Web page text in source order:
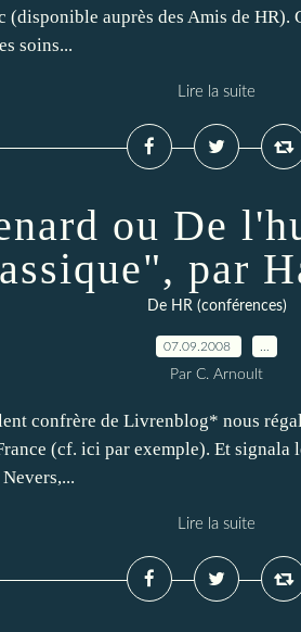
(disponible auprès des Amis de
soins...
Lire la suite
ou De
par
De HR (conférences)
07.09.2008
Par C. Arnoult
confrère de Livrenblog* nous
(cf. ici par exemple). Et
Lire la suite